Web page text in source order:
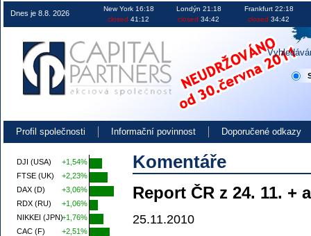
Obchodování na burze v ČR EU i USA investice akcie kurzy
Komentáře
Report ČR z 24. 11. +
25.11.2010
DJI (USA)
FTSE (UK)
DAX (D)
RDX (RU)
NIKKEI (JPN)
CAC (F)
+1,54%
+2,23%
+3,06%
+1,06%
+1,76%
+2,51%
Dnes je 8.8. 2026
New York 16:18
closed 41:12
Londýn 21:18
closed 34:42
Frankfurt 22:18
closed 34:42
Profil společnosti Informační povinnost Doporučené odkazy